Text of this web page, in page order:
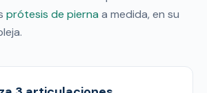
prótesis de pierna a medida, en su